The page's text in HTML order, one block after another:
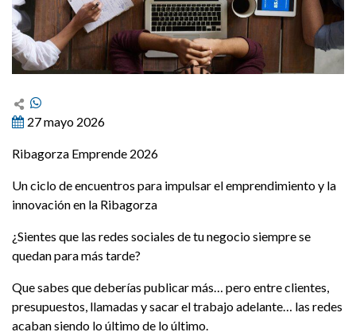
27 mayo 2026
Ribagorza Emprende 2026
Un ciclo de encuentros para impulsar el emprendimiento y la
innovación en la Ribagorza
¿Sientes que las redes sociales de tu negocio siempre se
quedan para más tarde?
Que sabes que deberías publicar más… pero entre clientes,
presupuestos, llamadas y sacar el trabajo adelante… las redes
acaban siendo lo último de lo último.